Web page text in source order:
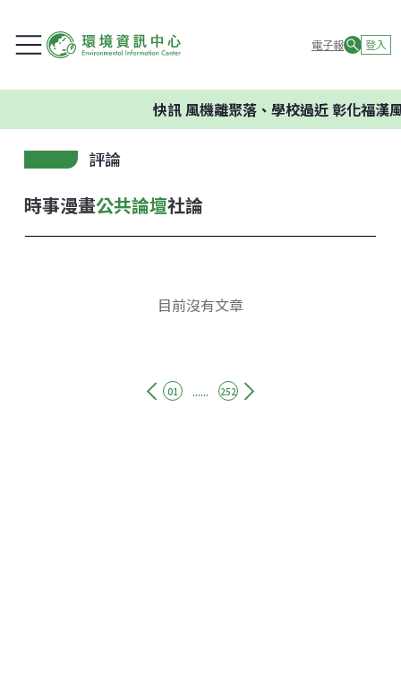
電子報 登入
快訊風機離聚落、學校過近 彰化福漢
評論
時事漫畫公共論壇社論
目前沒有文章
01 ...... 252